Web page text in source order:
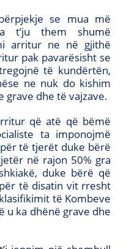
se mua më
t’ju them shumë
arritur ne në gjithë
pak pavarësisht se
të kundërtën,
ne nuk do kishim
dhe të vajzave.
që atë që bëmë
ta imponojmë
të tjerët duke bërë
në rajon 50% gra
duke bërë që
të disatin vit rresht
të Kombeve
u ka dhënë grave dhe